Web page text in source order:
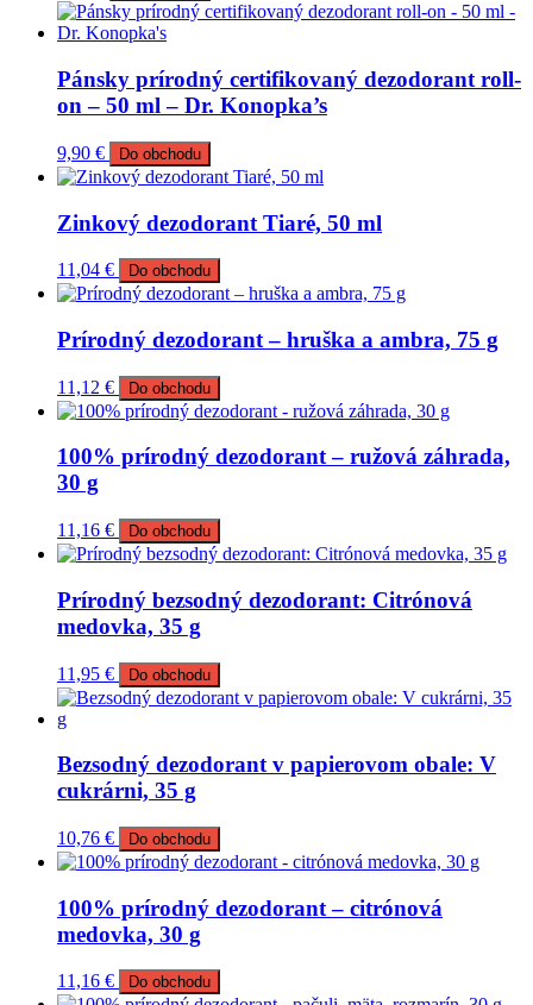
Pánsky prírodný certifikovaný dezodorant roll-
on – 50 ml – Dr. Konopka’s
9,90 € Do obchodu
Zinkový dezodorant Tiaré, 50 ml
11,04 € Do obchodu
Prírodný dezodorant – hruška a ambra, 75 g
11,12 € Do obchodu
100% prírodný dezodorant – ružová záhrada,
30 g
11,16 € Do obchodu
Prírodný bezsodný dezodorant: Citrónová
medovka, 35 g
11,95 € Do obchodu
Bezsodný dezodorant v papierovom obale: V
cukrárni, 35 g
10,76 € Do obchodu
100% prírodný dezodorant – citrónová
medovka, 30 g
11,16 € Do obchodu